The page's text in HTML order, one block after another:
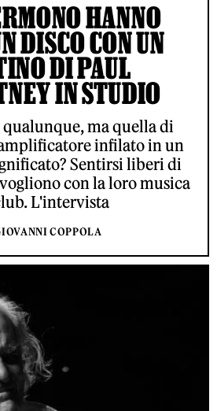
HANNO
DISCO CON UN
DI PAUL
IN STUDIO
ma quella di
infilato in un
Sentirsi liberi di
con la loro musica
L'intervista
COPPOLA